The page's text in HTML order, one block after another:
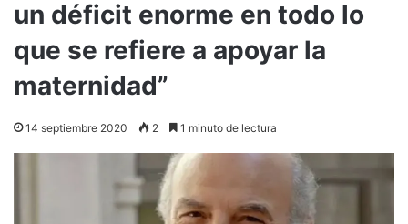
un déficit enorme en todo lo
que se refiere a apoyar la
maternidad”
14 septiembre 2020 2 1 minuto de lectura